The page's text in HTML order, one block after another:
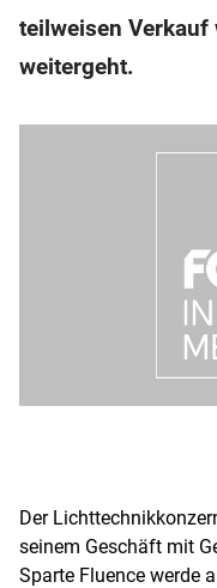
teilweisen Verkauf
weitergeht.
Der
seinem Geschäft mit
Sparte Fluence werde